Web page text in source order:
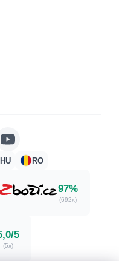
HU RO
97%
(692x)
5
(5x)